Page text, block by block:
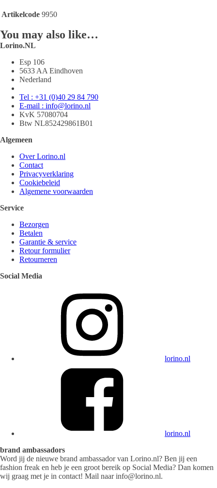
Artikelcode 9950
You may also like…
Lorino.NL
Esp 106
5633 AA Eindhoven
Nederland
Tel : +31 (0)40 29 84 790
E-mail : info@lorino.nl
KvK 57080704
Btw NL852429861B01
Algemeen
Over Lorino.nl
Contact
Privacyverklaring
Cookiebeleid
Algemene voorwaarden
Service
Bezorgen
Betalen
Garantie & service
Retour formulier
Retourneren
Social Media
lorino.nl
lorino.nl
brand ambassadors
Word jij de nieuwe brand ambassador van Lorino.nl? Ben jij een
fashion freak en heb je een groot bereik op Social Media? Dan komen
wij graag met je in contact! Mail naar info@lorino.nl.